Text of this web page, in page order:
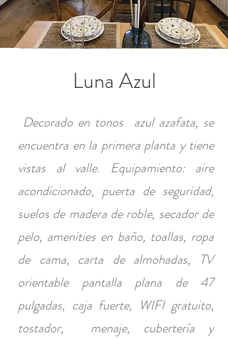
Luna Azul
Decorado en tonos azul azafata, se
encuentra en la primera planta y tiene
vistas al valle. Equipamiento: aire
acondicionado, puerta de seguridad,
suelos de madera de roble, secador de
pelo, amenities en baño, toallas, ropa
de cama, carta de almohadas, TV
orientable pantalla plana de 47
pulgadas, caja fuerte, WIFI gratuito,
tostador, menaje, cubertería y